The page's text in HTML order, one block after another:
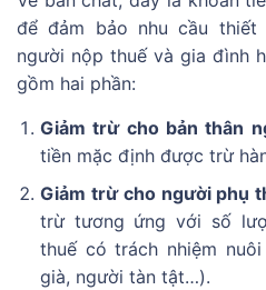
để đảm bảo nhu cầu thiết
người nộp thuế và gia đình
gồm hai phần:
Giảm trừ cho bản thân
tiền mặc định được trừ
Giảm trừ cho người phụ
trừ tương ứng với số
thuế có trách nhiệm
già, người tàn tật…).